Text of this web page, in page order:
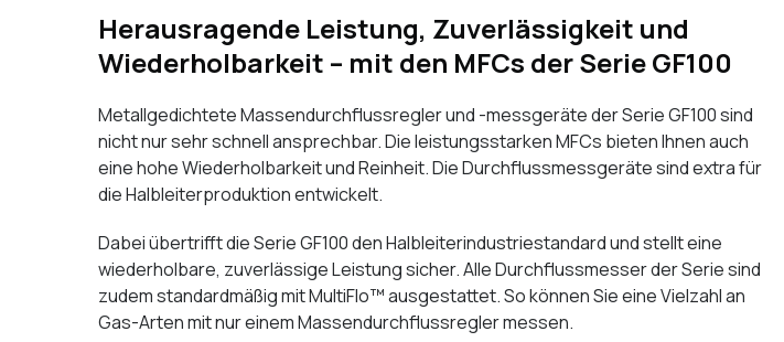
Herausragende Leistung, Zuverlässigkeit und
Wiederholbarkeit – mit den MFCs der Serie GF100
Metallgedichtete Massendurchflussregler und -messgeräte der Serie GF100 sind
nicht nur sehr schnell ansprechbar. Die leistungsstarken MFCs bieten Ihnen auch
eine hohe Wiederholbarkeit und Reinheit. Die Durchflussmessgeräte sind extra für
die Halbleiterproduktion entwickelt.
Dabei übertrifft die Serie GF100 den Halbleiterindustriestandard und stellt eine
wiederholbare, zuverlässige Leistung sicher. Alle Durchflussmesser der Serie sind
zudem standardmäßig mit MultiFlo™ ausgestattet. So können Sie eine Vielzahl an
Gas-Arten mit nur einem Massendurchflussregler messen.